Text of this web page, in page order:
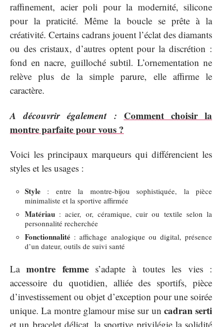
raffinement, acier poli pour la modernité, silicone
pour la praticité. Même la boucle se prête à la
créativité. Certains cadrans jouent l’éclat des diamants
ou des cristaux, d’autres optent pour la discrétion :
fond en nacre, guilloché subtil. L’ornementation ne
relève plus de la simple parure, elle affirme le
caractère.
A découvrir également : Comment choisir la
montre parfaite pour vous ?
Voici les principaux marqueurs qui différencient les
styles et les usages :
Style : entre la montre-bijou sophistiquée, la pièce
minimaliste et la sportive affirmée
Matériau : acier, or, céramique, cuir ou textile selon la
personnalité recherchée
Fonctionnalité : affichage analogique ou digital, présence
d’un dateur, outils de suivi santé
Lamontre femmes’adapte à toutes les vies :
accessoire du quotidien, alliée des sportifs, pièce
d’investissement ou objet d’exception pour une soirée
unique. La montre glamour mise sur un cadran serti
et un bracelet délicat, la sportive privilégie la solidité